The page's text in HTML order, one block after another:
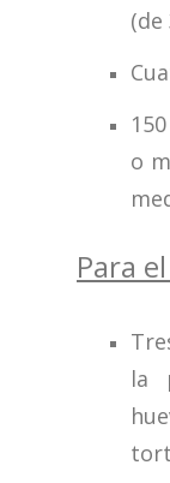
(de
o
Para
la